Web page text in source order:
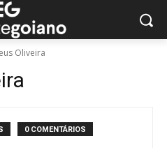
Oliveira
0 COMENTÁRIOS